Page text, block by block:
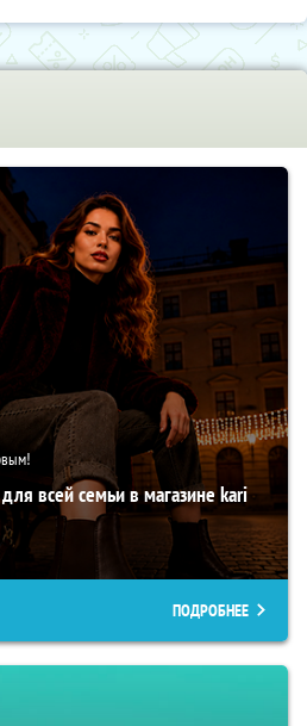
всей семьи в магазине kari
ПОДРОБНЕЕ